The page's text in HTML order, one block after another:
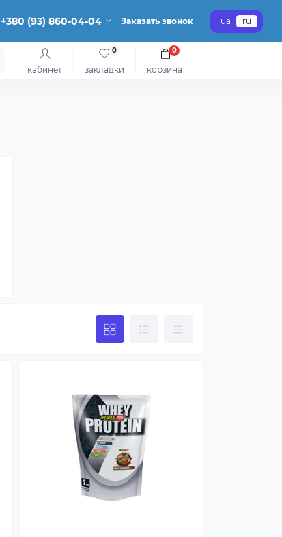
+380 (93) 860-04-04 Заказать звонок ua ru
кабинет закладки
0
корзина
0